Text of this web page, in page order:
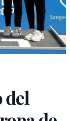
del